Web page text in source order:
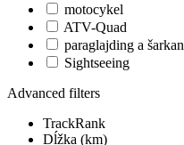
motocykel
ATV-Quad
paraglajding a šarkan
Sightseeing
Advanced filters
TrackRank
Dĺžka (km)